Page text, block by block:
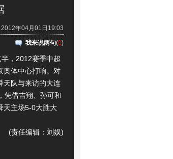
2012年04月01日19:03
我来说两句(0)
，2012赛季中超
奥体中心打响。对
天队与来访的大连
凭借吉翔、孙可和
天主场5-0大胜大
(责任编辑：刘娱)